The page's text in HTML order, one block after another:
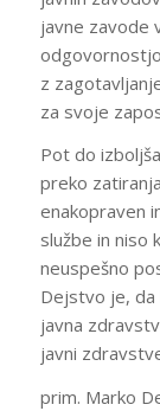
javne zavode
z
za svoje
Pot do
preko
enakopraven
službe in niso
neuspešno
Dejstvo je, da
javna
javni
prim. Marko